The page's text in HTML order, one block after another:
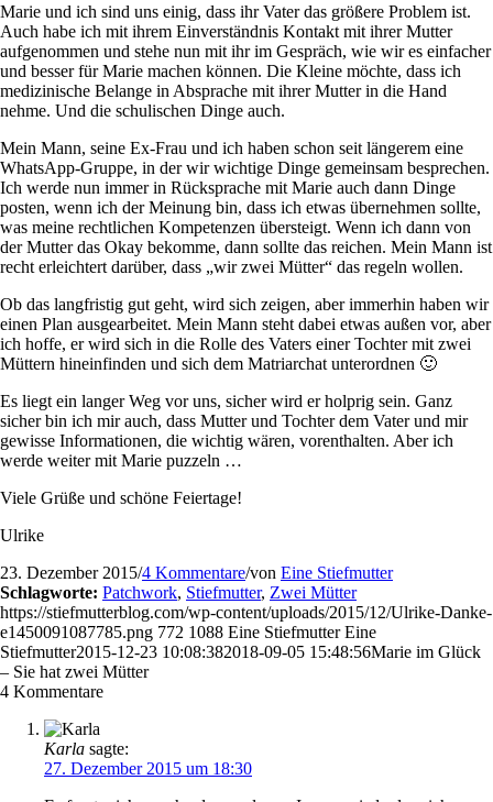
Marie und ich sind uns einig, dass ihr Vater das größere Problem ist.
Auch habe ich mit ihrem Einverständnis Kontakt mit ihrer Mutter
aufgenommen und stehe nun mit ihr im Gespräch, wie wir es einfacher
und besser für Marie machen können. Die Kleine möchte, dass ich
medizinische Belange in Absprache mit ihrer Mutter in die Hand
nehme. Und die schulischen Dinge auch.
Mein Mann, seine Ex-Frau und ich haben schon seit längerem eine
WhatsApp-Gruppe, in der wir wichtige Dinge gemeinsam besprechen.
Ich werde nun immer in Rücksprache mit Marie auch dann Dinge
posten, wenn ich der Meinung bin, dass ich etwas übernehmen sollte,
was meine rechtlichen Kompetenzen übersteigt. Wenn ich dann von
der Mutter das Okay bekomme, dann sollte das reichen. Mein Mann ist
recht erleichtert darüber, dass „wir zwei Mütter“ das regeln wollen.
Ob das langfristig gut geht, wird sich zeigen, aber immerhin haben wir
einen Plan ausgearbeitet. Mein Mann steht dabei etwas außen vor, aber
ich hoffe, er wird sich in die Rolle des Vaters einer Tochter mit zwei
Müttern hineinfinden und sich dem Matriarchat unterordnen 🙂
Es liegt ein langer Weg vor uns, sicher wird er holprig sein. Ganz
sicher bin ich mir auch, dass Mutter und Tochter dem Vater und mir
gewisse Informationen, die wichtig wären, vorenthalten. Aber ich
werde weiter mit Marie puzzeln …
Viele Grüße und schöne Feiertage!
Ulrike
23. Dezember 2015/4 Kommentare/von Eine Stiefmutter
Schlagworte: Patchwork, Stiefmutter, Zwei Mütter
https://stiefmutterblog.com/wp-content/uploads/2015/12/Ulrike-Danke-
e1450091087785.png 772 1088 Eine Stiefmutter Eine
Stiefmutter2015-12-23 10:08:382018-09-05 15:48:56Marie im Glück
– Sie hat zwei Mütter
4 Kommentare
Karla sagte:
27. Dezember 2015 um 18:30